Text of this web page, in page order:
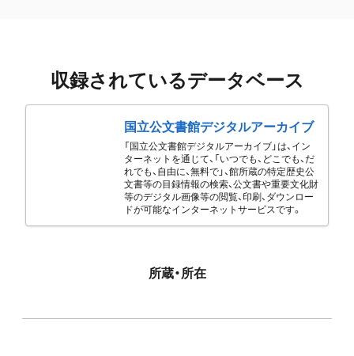
収録されているデータベース
国立公文書館デジタルアーカイブ
「国立公文書館デジタルアーカイブ」は、イン
ターネットを通じて、「いつでも、どこでも、だ
れでも、自由に、無料で」、館所蔵の特定歴史公
文書等の目録情報の検索、公文書や重要文化財
等のデジタル画像等の閲覧、印刷、ダウンロー
ドが可能なインターネットサービスです。
所蔵・所在